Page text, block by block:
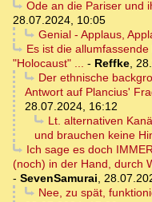
Ode an die Pariser und
28.07.2024, 10:05
Genial - Applaus,
Es ist die
"Holocaust" ... - Reffke,
Der ethnische
Antwort auf Plancius'
28.07.2024, 16:12
Lt. alternativen
und brauchen keine
Ich sage es doch
(noch) in der Hand, durch
- SevenSamurai,
Nee, zu spät,